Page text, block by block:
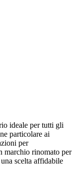
ideale per tutti gli
particolare ai
per
marchio rinomato per
scelta affidabile